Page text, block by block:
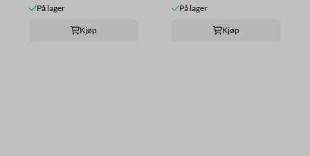
På lager
Kjøp
På lager
Kjøp